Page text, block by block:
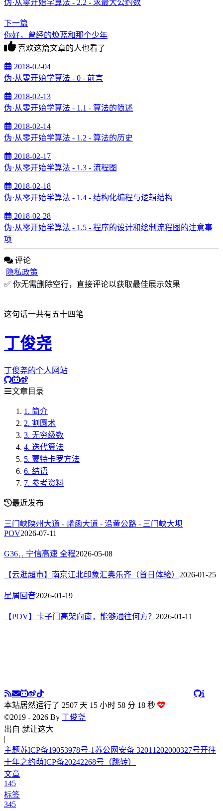
伪·从零开始学算法 - 2.2 - 求最大公约数
下一篇
你好，曾经的焕蓝和那个少年
喜欢这篇文章的人也看了
2018-02-04
伪·从零开始学算法 - 0 - 前言
2018-02-13
伪·从零开始学算法 - 1.1 - 算法的简述
2018-02-14
伪·从零开始学算法 - 1.2 - 算法的历史
2018-02-17
伪·从零开始学算法 - 1.3 - 流程图
2018-02-18
伪·从零开始学算法 - 1.4 - 结构化编程与逻辑结构
2018-02-28
伪·从零开始学算法 - 1.5 - 程序的设计和绘制流程图的注意事
项
评论
隐私政策
✅ 你无需删除空行，直接评论以获取最佳展示效果
这句话一共有五十四笔
丁俊尧
丁俊尧的个人网站
文章目录
1. 简介
2. 割圆术
3. 无穷级数
4. 迭代算法
5. 蒙特卡罗方法
6. 结语
7. 参考资料
最近发布
三门峡陕州大道 - 崤函大道 - 沿黄公路 - 三门峡大坝
POV2026-07-11
G36₁₁ 宁信高速 全程2026-05-08
【云逛超市】南京江北印象汇奥乐齐（首日体验） 2026-01-25
星屑回音2026-01-19
【POV】卡子门高架向南，能够通往何方？ 2026-01-11
本站居然运行了 2507 天 15 小时 58 分 19 秒
©2019 - 2026 By 丁俊尧
我
|
主题苏ICP备19053978号-1 苏公网安备 32011202000327号开往
十年之约萌ICP备20242268号 （跳转）
文章
145
标签
345